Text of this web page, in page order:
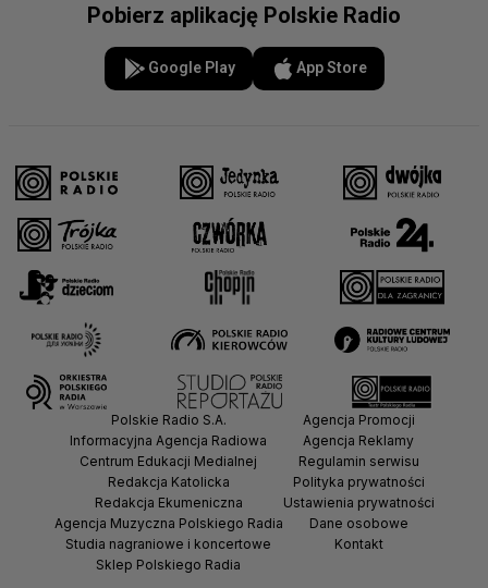
Pobierz aplikację Polskie Radio
Google Play App Store
Polskie Radio S.A.
Informacyjna Agencja Radiowa
Centrum Edukacji Medialnej
Redakcja Katolicka
Redakcja Ekumeniczna
Agencja Muzyczna Polskiego Radia
Studia nagraniowe i koncertowe
Sklep Polskiego Radia
Agencja Promocji
Agencja Reklamy
Regulamin serwisu
Polityka prywatności
Ustawienia prywatności
Dane osobowe
Kontakt